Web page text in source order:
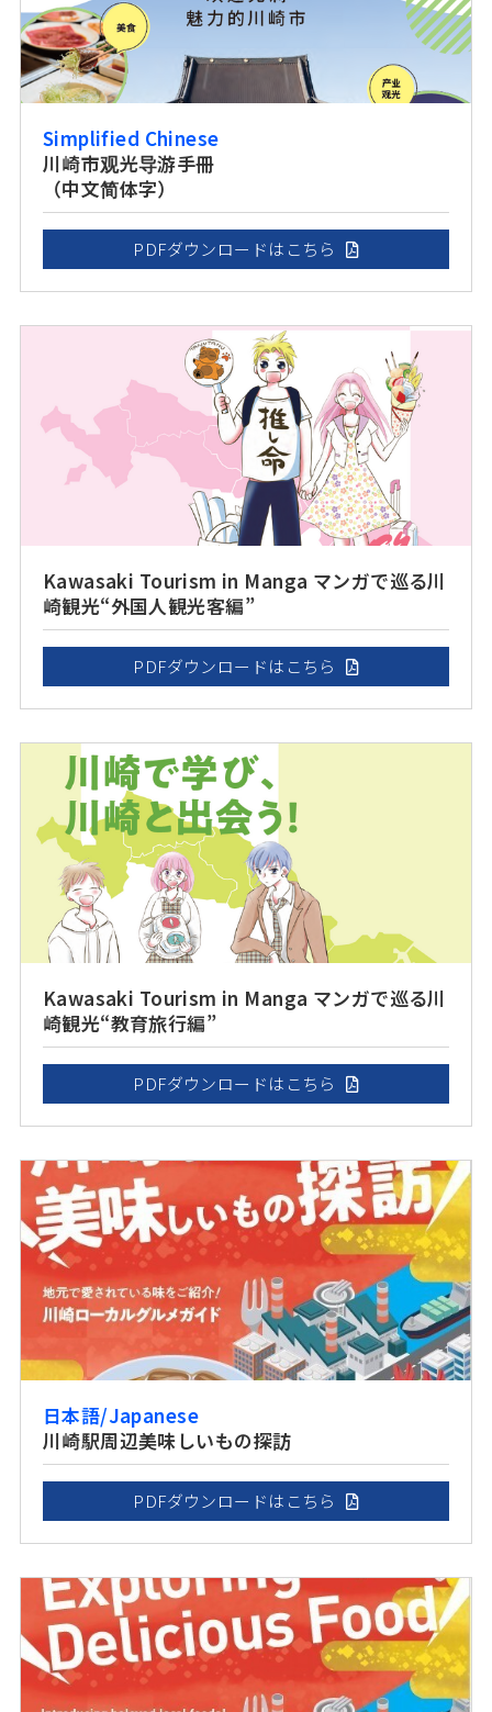
Simplified Chinese
川崎市观光导游手冊
（中文简体字）
PDFダウンロードはこちら
Kawasaki Tourism in Manga マンガで巡る川
崎観光“外国人観光客編”
PDFダウンロードはこちら
Kawasaki Tourism in Manga マンガで巡る川
崎観光“教育旅行編”
PDFダウンロードはこちら
日本語/Japanese
川崎駅周辺美味しいもの探訪
PDFダウンロードはこちら